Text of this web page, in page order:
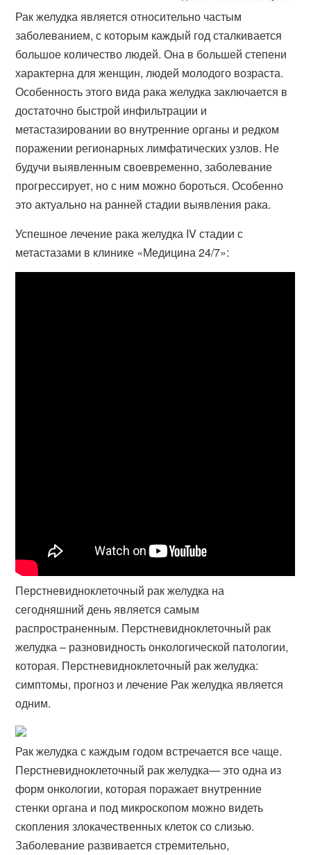
Рак желудка является относительно частым
заболеванием, с которым каждый год сталкивается
большое количество людей. Она в большей степени
характерна для женщин, людей молодого возраста.
Особенность этого вида рака желудка заключается в
достаточно быстрой инфильтрации и
метастазировании во внутренние органы и редком
поражении регионарных лимфатических узлов. Не
будучи выявленным своевременно, заболевание
прогрессирует, но с ним можно бороться. Особенно
это актуально на ранней стадии выявления рака.
Успешное лечение рака желудка IV стадии с
метастазами в клинике «Медицина 24/7»:
Перстневидноклеточный рак желудка на
сегодняшний день является самым
распространенным. Перстневидноклеточный рак
желудка – разновидность онкологической патологии,
которая. Перстневидноклеточный рак желудка:
симптомы, прогноз и лечение Рак желудка является
одним.
Рак желудка с каждым годом встречается все чаще.
Перстневидноклеточный рак желудка— это одна из
форм онкологии, которая поражает внутренние
стенки органа и под микроскопом можно видеть
скопления злокачественных клеток со слизью.
Заболевание развивается стремительно,